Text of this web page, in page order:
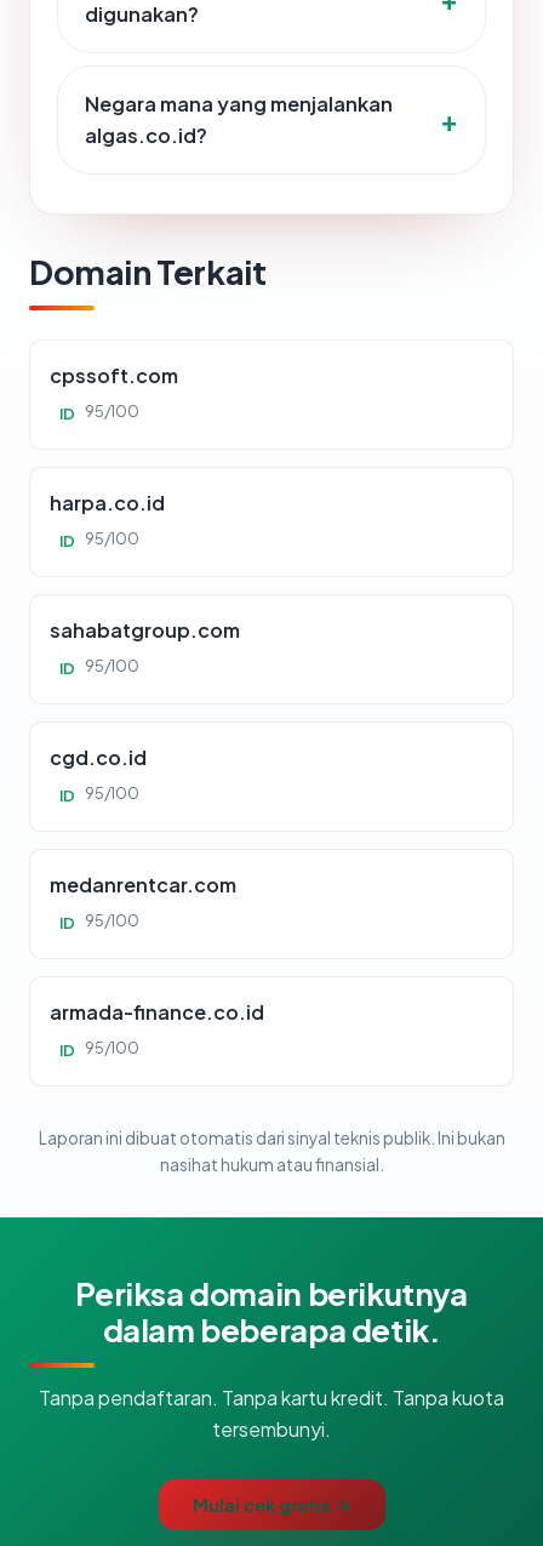
digunakan?
Negara mana yang menjalankan
algas.co.id?
Domain Terkait
cpssoft.com
ID 95/100
harpa.co.id
ID 95/100
sahabatgroup.com
ID 95/100
cgd.co.id
ID 95/100
medanrentcar.com
ID 95/100
armada-finance.co.id
ID 95/100
Laporan ini dibuat otomatis dari sinyal teknis publik. Ini bukan
nasihat hukum atau finansial.
Periksa domain berikutnya
dalam beberapa detik.
Tanpa pendaftaran. Tanpa kartu kredit. Tanpa kuota
tersembunyi.
Mulai cek gratis →